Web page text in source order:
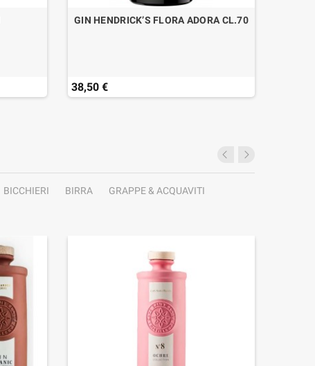
GIN HENDRICK’S FLORA ADORA CL.70
38,50 €
BICCHIERI BIRRA
GRAPPE & ACQUAVITI